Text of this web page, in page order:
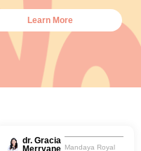
Learn More
dr. Gracia
Merryane Mandaya Royal